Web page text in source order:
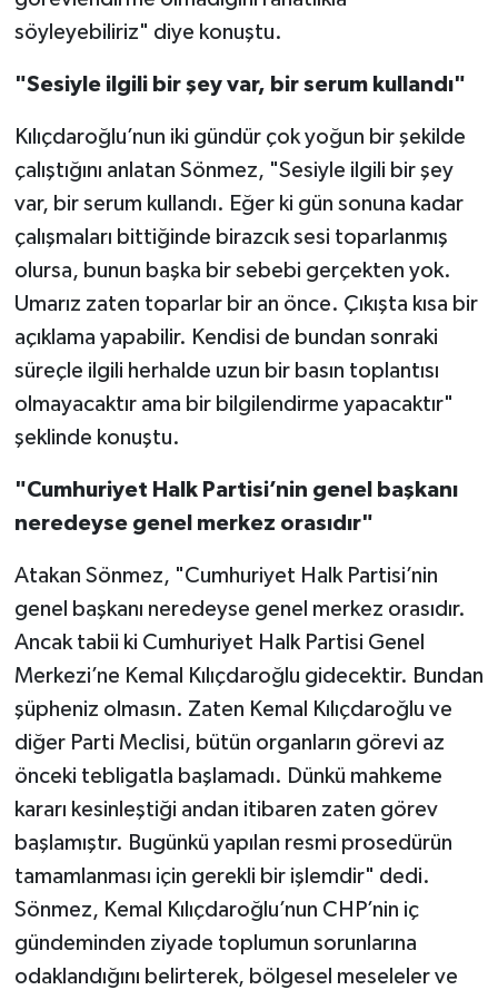
söyleyebiliriz" diye konuştu.
"Sesiyle ilgili bir şey var, bir serum kullandı"
Kılıçdaroğlu’nun iki gündür çok yoğun bir şekilde
çalıştığını anlatan Sönmez, "Sesiyle ilgili bir şey
var, bir serum kullandı. Eğer ki gün sonuna kadar
çalışmaları bittiğinde birazcık sesi toparlanmış
olursa, bunun başka bir sebebi gerçekten yok.
Umarız zaten toparlar bir an önce. Çıkışta kısa bir
açıklama yapabilir. Kendisi de bundan sonraki
süreçle ilgili herhalde uzun bir basın toplantısı
olmayacaktır ama bir bilgilendirme yapacaktır"
şeklinde konuştu.
"Cumhuriyet Halk Partisi’nin genel başkanı
neredeyse genel merkez orasıdır"
Atakan Sönmez, "Cumhuriyet Halk Partisi’nin
genel başkanı neredeyse genel merkez orasıdır.
Ancak tabii ki Cumhuriyet Halk Partisi Genel
Merkezi’ne Kemal Kılıçdaroğlu gidecektir. Bundan
şüpheniz olmasın. Zaten Kemal Kılıçdaroğlu ve
diğer Parti Meclisi, bütün organların görevi az
önceki tebligatla başlamadı. Dünkü mahkeme
kararı kesinleştiği andan itibaren zaten görev
başlamıştır. Bugünkü yapılan resmi prosedürün
tamamlanması için gerekli bir işlemdir" dedi.
Sönmez, Kemal Kılıçdaroğlu’nun CHP’nin iç
gündeminden ziyade toplumun sorunlarına
odaklandığını belirterek, bölgesel meseleler ve